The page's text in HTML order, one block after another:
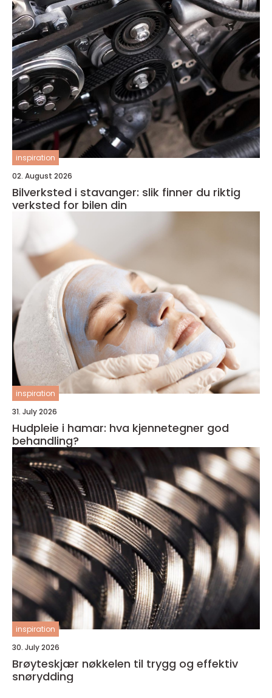
inspiration
02. August 2026
Bilverksted i stavanger: slik finner du riktig
verksted for bilen din
inspiration
31. July 2026
Hudpleie i hamar: hva kjennetegner god
behandling?
inspiration
30. July 2026
Brøyteskjær nøkkelen til trygg og effektiv
snørydding